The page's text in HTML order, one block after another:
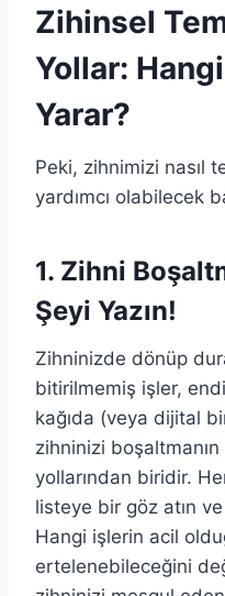
Zihinsel
Yollar:
Yarar?
Peki, zihnimizi nasıl
yardımcı olabilecek
1. Zihni
Şeyi Yazın!
Zihninizde dönüp
bitirilmemiş işler,
kağıda (veya dijital
zihninizi
yollarından biridir.
listeye bir göz atın ve
Hangi işlerin acil
ertelenebileceğini